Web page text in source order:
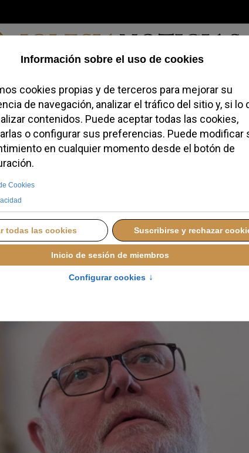
Sábado, 08 de agosto de 2026
Blogs Temas Buscar #JovenesConFe Podcast
una
contra el
28 ABRIL 2026 19:40